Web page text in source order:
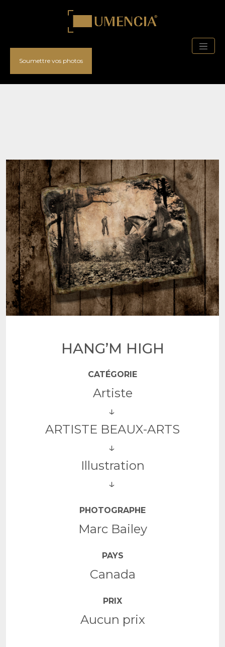
Soumettre vos photos
HANG’M HIGH
CATÉGORIE
Artiste
ARTISTE BEAUX-ARTS
Illustration
PHOTOGRAPHE
Marc Bailey
PAYS
Canada
PRIX
Aucun prix